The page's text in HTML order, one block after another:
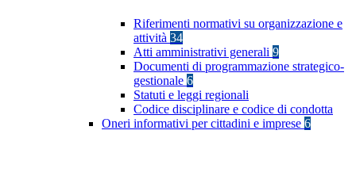
Riferimenti normativi su organizzazione e
attività 34
Atti amministrativi generali 9
Documenti di programmazione strategico-
gestionale 6
Statuti e leggi regionali
Codice disciplinare e codice di condotta
Oneri informativi per cittadini e imprese 6